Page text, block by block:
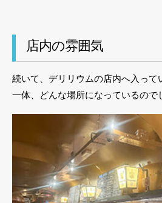
店内の雰囲気
続いて、デリリウムの店内へ入って
一体、どんな場所になっているので